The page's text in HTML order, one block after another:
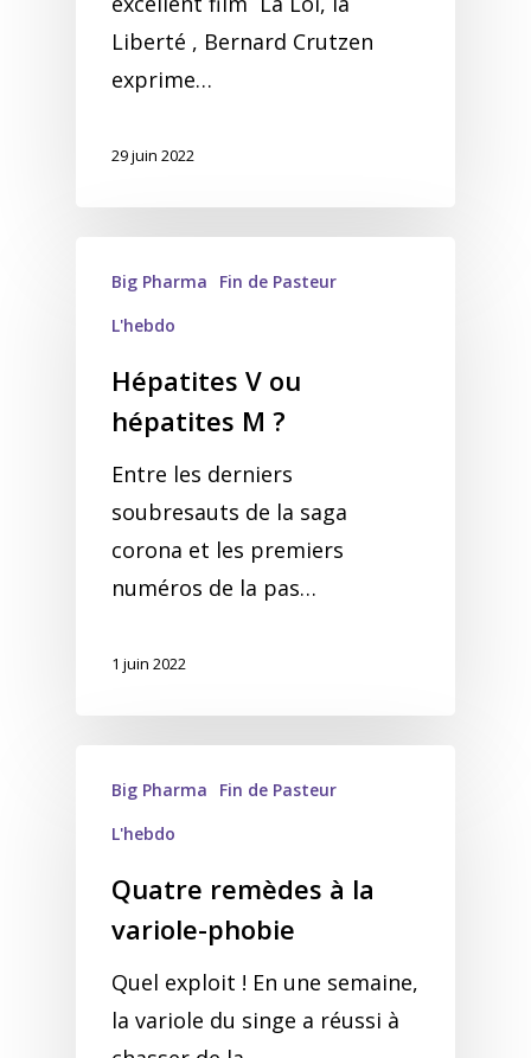
Liberté , Bernard Crutzen
exprime…
29 juin 2022
Big Pharma
Fin de Pasteur
L'hebdo
Hépatites V ou
hépatites M ?
Entre les derniers
soubresauts de la saga
corona et les premiers
numéros de la pas…
1 juin 2022
Big Pharma
Fin de Pasteur
L'hebdo
Quatre remèdes à la
variole-phobie
Quel exploit ! En une semaine,
la variole du singe a réussi à